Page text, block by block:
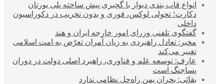
انواع قاب بندی دیوار با گچبری پیش ساخته پلی یورتان
دکارت؛ تحولی لوکس، فوری و بدون تخریب در دکوراسیون
داخلی
گفتگوی تلفنی وزرای امور خارجه ایران و هند
مخبر: تعادل راهبردی به زیان آمران تعرّض به امت اسلامی
تغییر می‌کند
عارف: توسعه علم و فناوری، راهبرد اصلی دولت در دوران
پساجنگ است
بقائی: بحران یمن راه‌حل نظامی ندارد